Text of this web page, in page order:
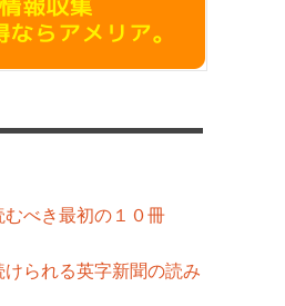
べき最初の１０冊
られる英字新聞の読み